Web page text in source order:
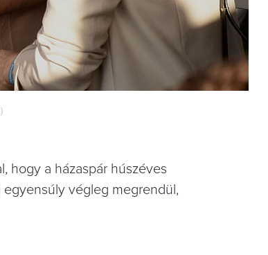
hogy a házaspár húszéves
végleg megrendül,